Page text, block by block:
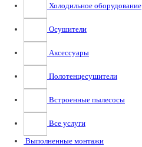
Холодильное оборудование
Осушители
Аксессуары
Полотенцесушители
Встроенные пылесосы
Все услуги
Выполненные монтажи